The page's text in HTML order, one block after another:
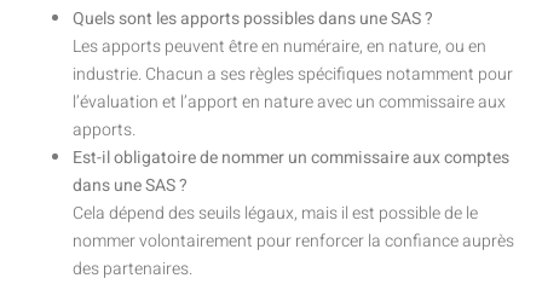
Quels sont les apports possibles dans une SAS ?
Les apports peuvent être en numéraire, en nature, ou en
industrie. Chacun a ses règles spécifiques notamment pour
l’évaluation et l’apport en nature avec un commissaire aux
apports.
Est-il obligatoire de nommer un commissaire aux comptes
dans une SAS ?
Cela dépend des seuils légaux, mais il est possible de le
nommer volontairement pour renforcer la confiance auprès
des partenaires.